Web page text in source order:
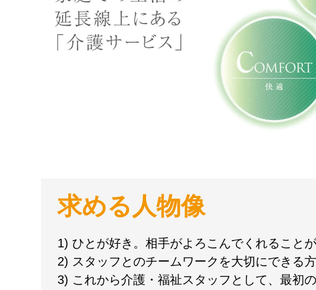
求める人物像
1) ひとが好き。相手がよろこんでくれること
2) スタッフとのチームワークを大切にできる方
3) これから介護・福祉スタッフとして、最初